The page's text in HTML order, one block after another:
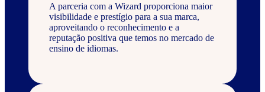
A parceria com a Wizard proporciona maior
visibilidade e prestígio para a sua marca,
aproveitando o reconhecimento e a
reputação positiva que temos no mercado de
ensino de idiomas.